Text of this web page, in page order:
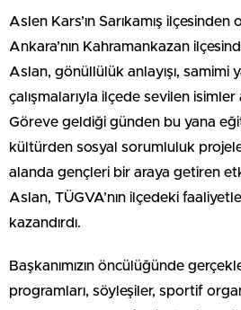
Aslen Kars’ın Sarıkamış ilçesinden
Ankara’nın Kahramankazan
Aslan, gönüllülük anlayışı, samimi
çalışmalarıyla ilçede sevilen isimler
Göreve geldiği günden bu yana
kültürden sosyal sorumluluk
alanda gençleri bir araya getiren
Aslan, TÜGVA’nın ilçedeki
kazandırdı.
Başkanımızın öncülüğünde
programları, söyleşiler, sportif